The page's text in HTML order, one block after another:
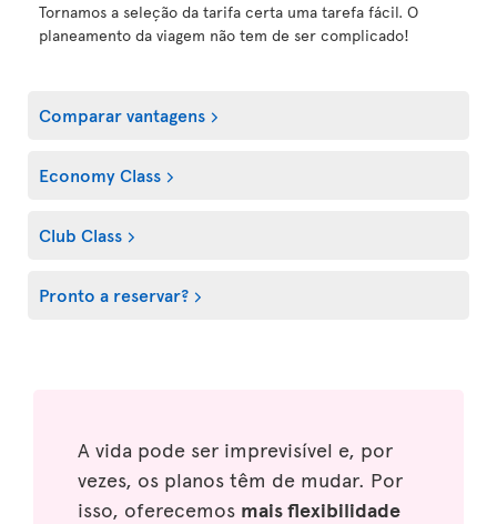
Tornamos a seleção da tarifa certa uma tarefa fácil. O
planeamento da viagem não tem de ser complicado!
Comparar vantagens
Economy Class
Club Class
Pronto a reservar?
A vida pode ser imprevisível e, por
vezes, os planos têm de mudar. Por
isso, oferecemos mais flexibilidade